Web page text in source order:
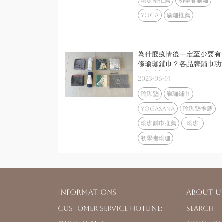
yoga 瑜珈推薦
為什麼疫情後一定至少要
條瑜珈鋪巾？各品牌鋪巾
價格大評比！
2023-06-01
瑜珈墊 瑜珈鋪巾
yogasana 瑜珈墊推薦
瑜珈鋪巾推薦 瑜珈
初學者瑜珈
Informations
Customer Service Hotline:
About
Search